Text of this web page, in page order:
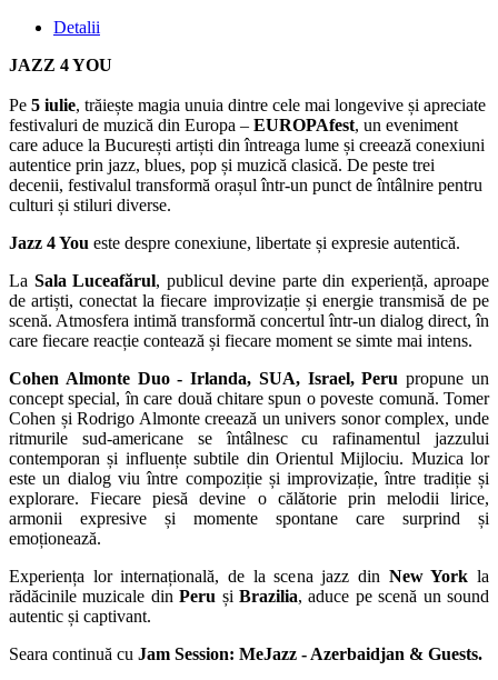
Detalii
JAZZ 4 YOU
Pe 5 iulie, trăiește magia unuia dintre cele mai longevive și apreciate
festivaluri de muzică din Europa – EUROPAfest, un eveniment
care aduce la București artiști din întreaga lume și creează conexiuni
autentice prin jazz, blues, pop și muzică clasică. De peste trei
decenii, festivalul transformă orașul într-un punct de întâlnire pentru
culturi și stiluri diverse.
Jazz 4 You este despre conexiune, libertate și expresie autentică.
La Sala Luceafărul, publicul devine parte din experiență, aproape
de artiști, conectat la fiecare improvizație și energie transmisă de pe
scenă. Atmosfera intimă transformă concertul într-un dialog direct, în
care fiecare reacție contează și fiecare moment se simte mai intens.
Cohen Almonte Duo - Irlanda, SUA, Israel, Peru propune un
concept special, în care două chitare spun o poveste comună. Tomer
Cohen și Rodrigo Almonte creează un univers sonor complex, unde
ritmurile sud-americane se întâlnesc cu rafinamentul jazzului
contemporan și influențe subtile din Orientul Mijlociu. Muzica lor
este un dialog viu între compoziție și improvizație, între tradiție și
explorare. Fiecare piesă devine o călătorie prin melodii lirice,
armonii expresive și momente spontane care surprind și
emoționează.
Experiența lor internațională, de la scena jazz din New York la
rădăcinile muzicale dinPeru șiBrazilia, aduce pe scenă un sound
autentic și captivant.
Seara continuă cu Jam Session: MeJazz - Azerbaidjan & Guests.